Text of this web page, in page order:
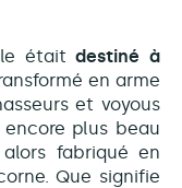
étaitdestiné à
en arme
et voyous
plus beau
fabriqué en
Que signifie